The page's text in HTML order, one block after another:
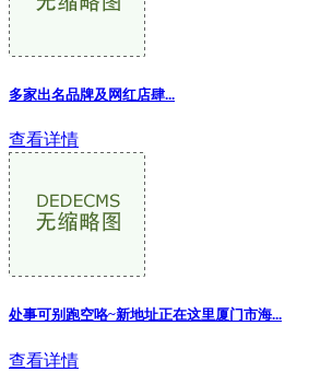
多家出名品牌及网红店肆...
查看详情
处事可别跑空咯~新地址正在这里厦门市海...
查看详情